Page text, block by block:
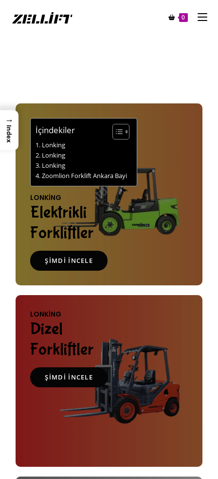
0
İçindekiler
Lonking
Lonking
Lonking
Zoomlion Forklift Ankara Bayi
LONKING
Elektrikli
Forkliftler
ŞIMDI İNCELE
LONKING
Dizel
Forkliftler
ŞIMDI INCELE
→
Index